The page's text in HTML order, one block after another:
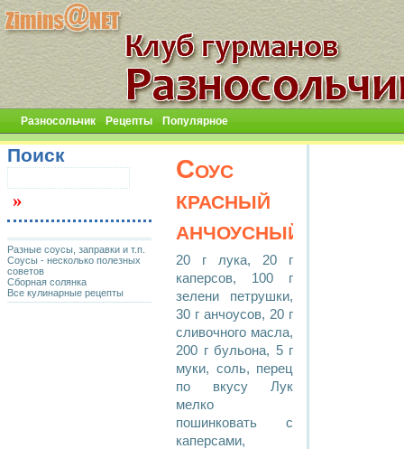
Разносольчик Рецепты Популярное
Соус
красный
анчоусный
20 г лука, 20 г
каперсов, 100 г
зелени петрушки,
30 г анчоусов, 20 г
сливочного масла,
200 г бульона, 5 г
муки, соль, перец
по вкусу Лук
мелко
пошинковать с
каперсами,
Поиск
Разные соусы, заправки и т.п.
Соусы - несколько полезных
советов
Сборная солянка
Все кулинарные рецепты